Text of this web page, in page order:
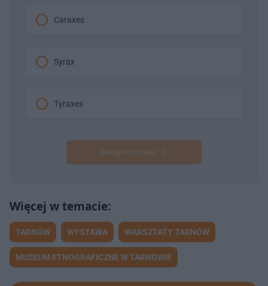
Caraxes
Syrax
Tyraxes
Następne pytanie
TARNÓW WYSTAWA WARSZTATY TARNÓW
MUZEUM ETNOGRAFICZNE W TARNOWIE